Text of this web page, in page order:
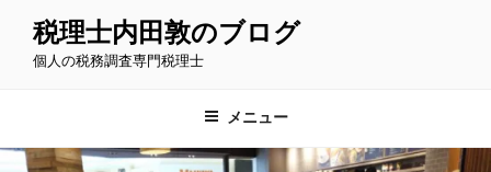
税理士内田敦のブログ
個人の税務調査専門税理士
メニュー